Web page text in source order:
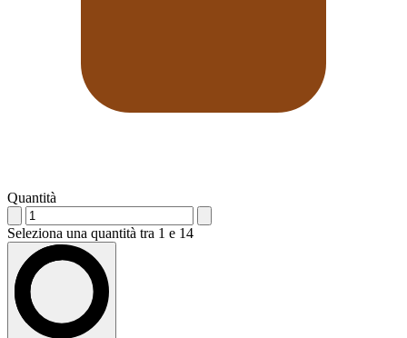
Quantità
Seleziona una quantità tra 1 e 14